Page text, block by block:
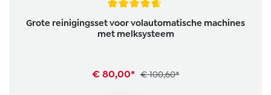
Gemiddelde waardering van 4.6 van 5 sterren
Grote reinigingsset voor volautomatische machines
met melksysteem
€ 80,00* € 100,60*